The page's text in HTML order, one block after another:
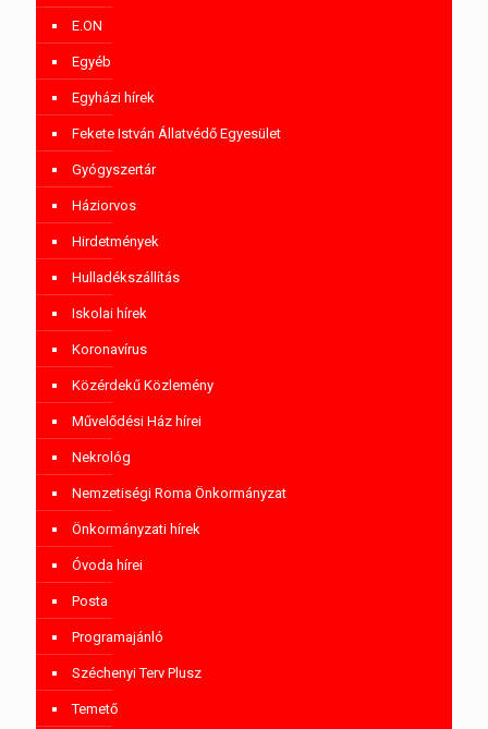
E.ON
Egyéb
Egyházi hírek
Fekete István Állatvédő Egyesület
Gyógyszertár
Háziorvos
Hirdetmények
Hulladékszállítás
Iskolai hírek
Koronavírus
Közérdekű Közlemény
Művelődési Ház hírei
Nekrológ
Nemzetiségi Roma Önkormányzat
Önkormányzati hírek
Óvoda hírei
Posta
Programajánló
Széchenyi Terv Plusz
Temető